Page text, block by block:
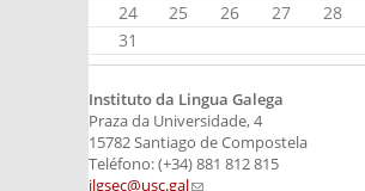
24
25 26 27 28
31
Instituto da Lingua Galega
Praza da Universidade, 4
15782 Santiago de Compostela
Teléfono: (+34) 881 812 815
ilgsec@usc.gal(link sends e-mail)